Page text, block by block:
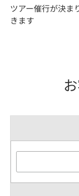
ツアー催行が決ま
きます